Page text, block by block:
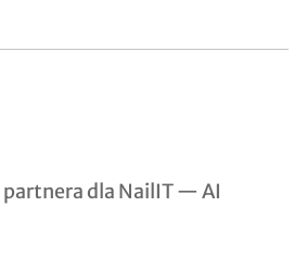
dla NailIT — AI